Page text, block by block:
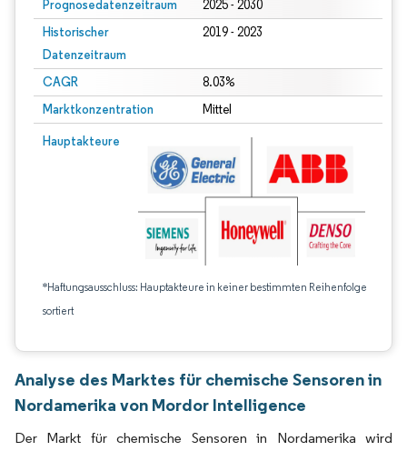
Prognosedatenzeitraum 2025 - 2030
Historischer
Datenzeitraum
2019 - 2023
CAGR 8.03%
Marktkonzentration Mittel
Hauptakteure
*Haftungsausschluss: Hauptakteure in keiner bestimmten Reihenfolge
sortiert
Analyse des Marktes für chemische Sensoren in
Nordamerika von Mordor Intelligence
Der Markt für chemische Sensoren in Nordamerika wird